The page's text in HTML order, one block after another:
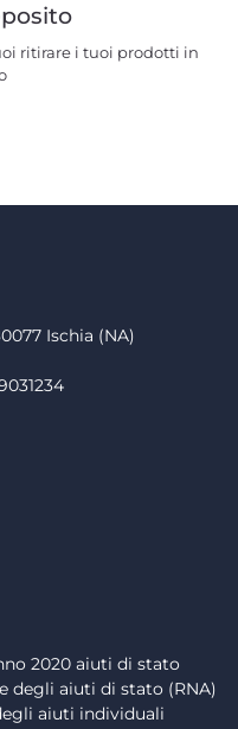
ritirare i tuoi prodotti in
Ischia (NA)
2020 aiuti di stato
degli aiuti di stato (RNA)
aiuti individuali